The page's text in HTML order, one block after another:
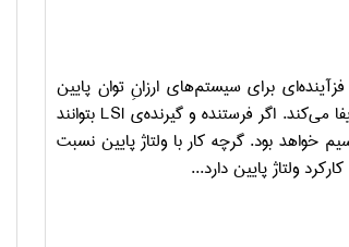
برای سیستم‌های ارزانِ توان پایین
می‌کند. اگر فرستنده و گیرنده‌ی LSI بتوانند
خواهد بود. گرچه کار با ولتاژ پایین نسبت
ولتاژ پایین دارد...